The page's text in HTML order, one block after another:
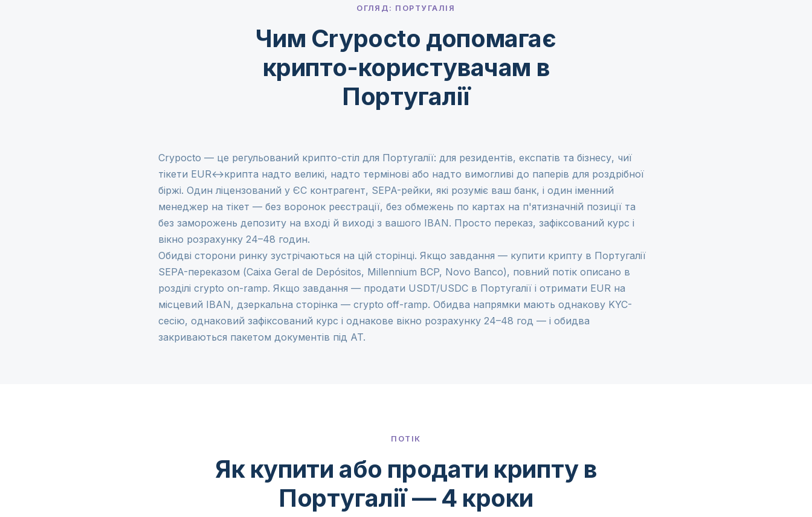
ОГЛЯД: ПОРТУГАЛІЯ
Чим Crypocto допомагає
крипто-користувачам в
Португалії
Crypocto — це регульований крипто-стіл для Португалії: для резидентів, експатів та бізнесу, чиї
тікети EUR↔крипта надто великі, надто термінові або надто вимогливі до паперів для роздрібної
біржі. Один ліцензований у ЄС контрагент, SEPA-рейки, які розуміє ваш банк, і один іменний
менеджер на тікет — без воронок реєстрації, без обмежень по картах на п'ятизначній позиції та
без заморожень депозиту на вході й виході з вашого IBAN. Просто переказ, зафіксований курс і
вікно розрахунку 24–48 годин.
Обидві сторони ринку зустрічаються на цій сторінці. Якщо завдання — купити крипту в Португалії
SEPA-переказом (Caixa Geral de Depósitos, Millennium BCP, Novo Banco), повний потік описано в
розділі crypto on-ramp. Якщо завдання — продати USDT/USDC в Португалії і отримати EUR на
місцевий IBAN, дзеркальна сторінка — crypto off-ramp. Обидва напрямки мають однакову KYC-
сесію, однаковий зафіксований курс і однакове вікно розрахунку 24–48 год — і обидва
закриваються пакетом документів під AT.
ПОТІК
Як купити або продати крипту в
Португалії — 4 кроки